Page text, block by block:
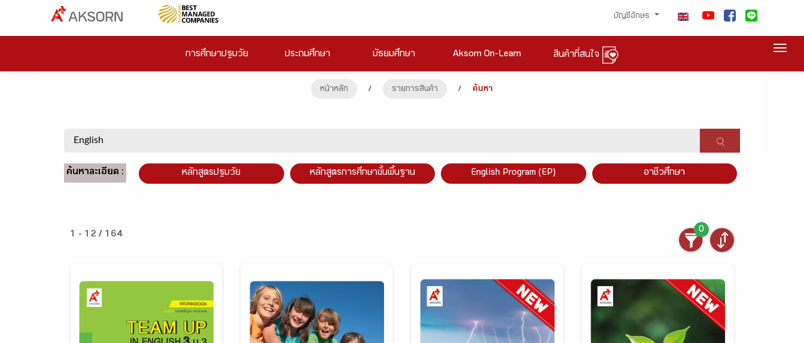
บัญชีอักษร
การศึกษาปฐมวัย ประถมศึกษา มัธยมศึกษา Aksorn On-Learn สินค้าที่สนใจ
หน้าหลัก / รายการสินค้า / ค้นหา
ค้นหาละเอียด : หลักสูตรปฐมวัย หลักสูตรการศึกษาขั้นพื้นฐาน English Program (EP) อาชีวศึกษา
1 - 12 / 164
0